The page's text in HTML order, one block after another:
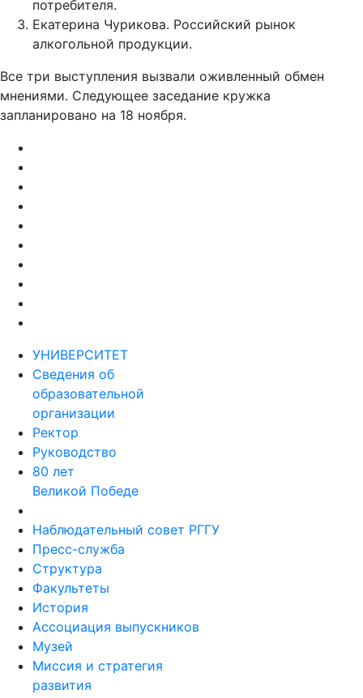
потребителя.
Екатерина Чурикова. Российский рынок
алкогольной продукции.
Все три выступления вызвали оживленный обмен
мнениями. Следующее заседание кружка
запланировано на 18 ноября.
УНИВЕРСИТЕТ
Сведения об
образовательной
организации
Ректор
Руководство
80 лет
Великой Победе
Наблюдательный совет РГГУ
Пресс-служба
Структура
Факультеты
История
Ассоциация выпускников
Музей
Миссия и стратегия
развития